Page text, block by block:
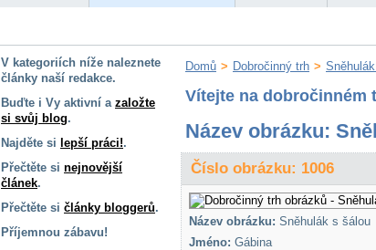
V kategoriích níže naleznete
články naší redakce.
Buďte i Vy aktivní a založte
si svůj blog.
Najděte si lepší práci!.
Přečtěte si nejnovější
článek.
Přečtěte si články bloggerů.
Příjemnou zábavu!
Domů > Dobročinný trh >
Vítejte na dobročinném
Název obrázku:
Číslo obrázku: 1006
Název obrázku: Sněhulák s šálou
Jméno: Gábina